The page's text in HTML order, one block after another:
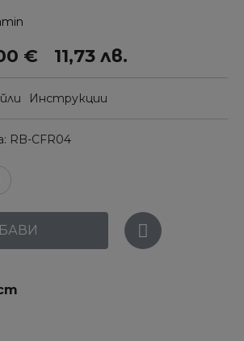
€ 11,73 лв.
Инструкции
RB-CFR04